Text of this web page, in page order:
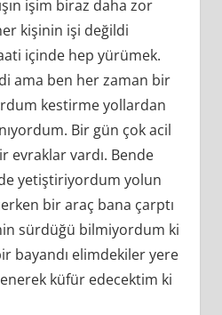
işim biraz daha zor
kişinin işi değildi
içinde hep yürümek.
ama ben her zaman bir
kestirme yollardan
Bir gün çok acil
evraklar vardı. Bende
yetiştiriyordum yolun
bir araç bana çarptı
sürdüğü bilmiyordum ki
bayandı elimdekiler yere
küfür edecektim ki